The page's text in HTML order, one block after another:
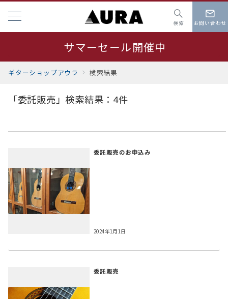
検索 お問い合わせ
サマーセール開催中
夏季休業 8月19日～23日
ギターショップアウラ 検索結果
「委託販売」検索結果：4件
委託販売のお申込み
2024年1月1日
委託販売